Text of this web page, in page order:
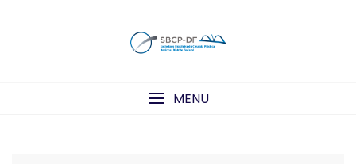
MENU